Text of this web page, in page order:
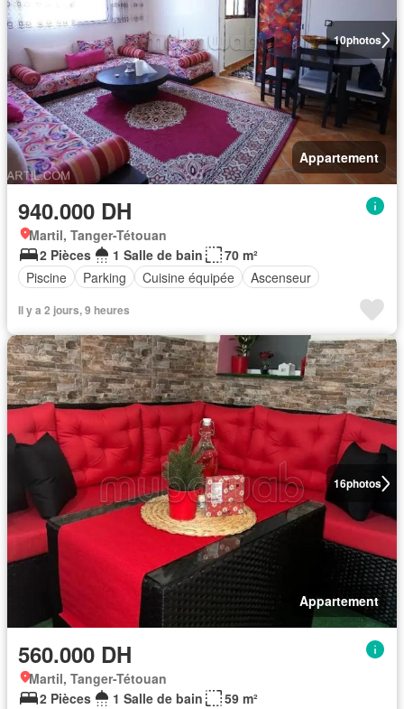
10photos
Appartement
940.000 DH
Martil, Tanger-Tétouan
2 Pièces
1 Salle de bain
70 m²
Piscine
Parking Cuisine équipée Ascenseur
Il y a 2 jours, 9 heures
16photos
Appartement
560.000 DH
Martil, Tanger-Tétouan
2 Pièces
1 Salle de bain
59 m²